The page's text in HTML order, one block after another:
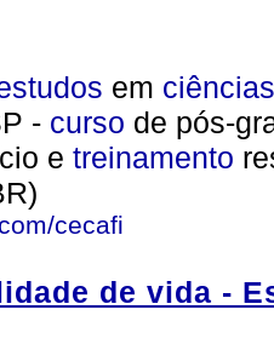
em ciências
- curso de pós-
e treinamento
cecafi
de vida -